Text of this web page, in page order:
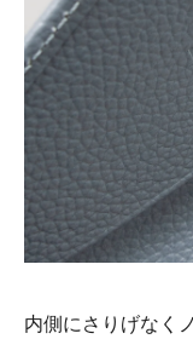
内側にさりげなく